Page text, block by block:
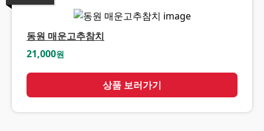
동원 매운고추참치
21,000원
상품 보러가기